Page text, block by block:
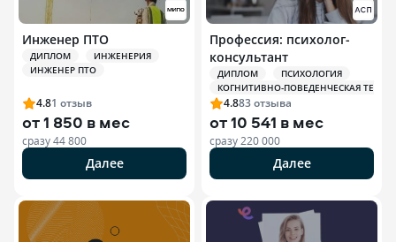
Инженер ПТО
ДИПЛОМ
ИНЖЕНЕРИЯ
ИНЖЕНЕР ПТО
4.81 отзыв
от1 850 в мес
сразу44 800
Далее
Профессия: психолог-
консультант
ДИПЛОМ
ПСИХОЛОГИЯ
КОГНИТИВНО-ПОВЕДЕНЧЕСКАЯ
4.883отзыва
от10 541 в мес
сразу 220 000
Далее